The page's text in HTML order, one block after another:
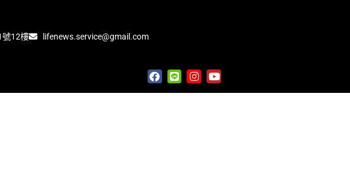
號12樓 lifenews.service@gmail.com